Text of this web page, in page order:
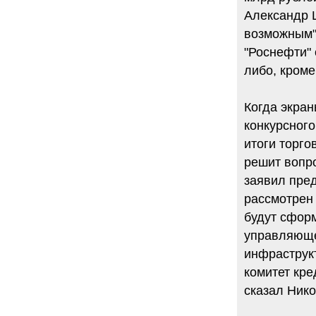
Александр
"Роснефти"
либо,
Когда
итоги
решит
заявил
будут
комитет
сказал